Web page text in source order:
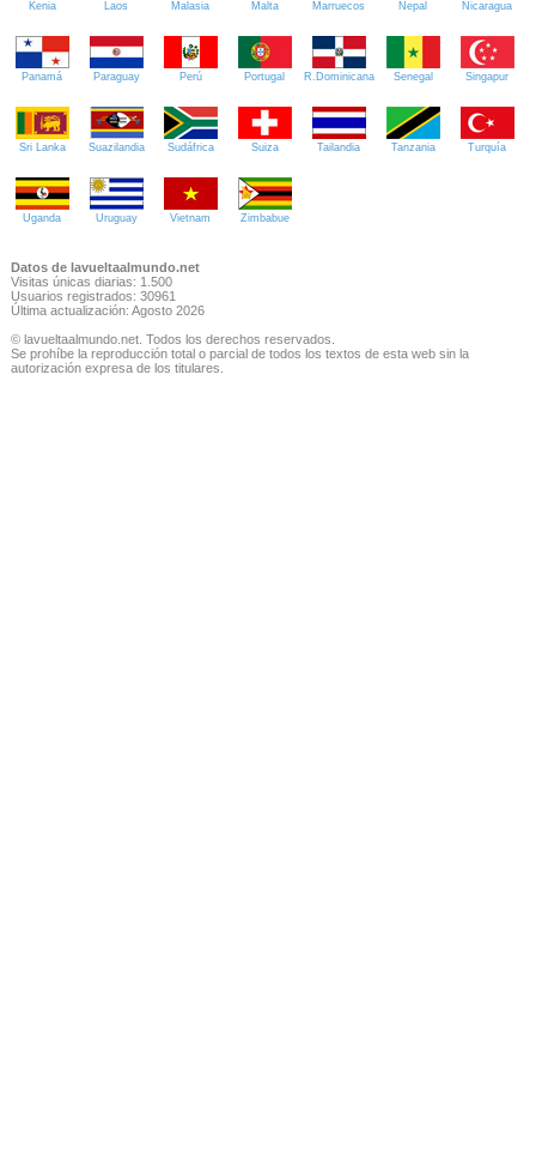
Kenia Laos Malasia Malta Marruecos Nepal Nicaragua
Panamá Paraguay Perú Portugal R.Dominicana Senegal Singapur
Sri Lanka Suazilandia Sudáfrica Suiza Tailandia Tanzania Turquía
Uganda Uruguay Vietnam Zimbabue
Datos de lavueltaalmundo.net
Visitas únicas diarias: 1.500
Usuarios registrados: 30961
Última actualización: Agosto 2026
© lavueltaalmundo.net. Todos los derechos reservados.
Se prohíbe la reproducción total o parcial de todos los textos de esta web sin la
autorización expresa de los titulares.